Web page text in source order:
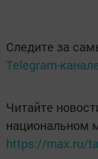
Следите за
Telegram-
Читайте
национальном
https://max.ru/